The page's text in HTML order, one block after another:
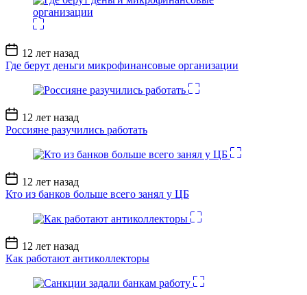
Дата
записи
12 лет назад
Где берут деньги микрофинансовые организации
Дата
записи
12 лет назад
Россияне разучились работать
Дата
записи
12 лет назад
Кто из банков больше всего занял у ЦБ
Дата
записи
12 лет назад
Как работают антиколлекторы